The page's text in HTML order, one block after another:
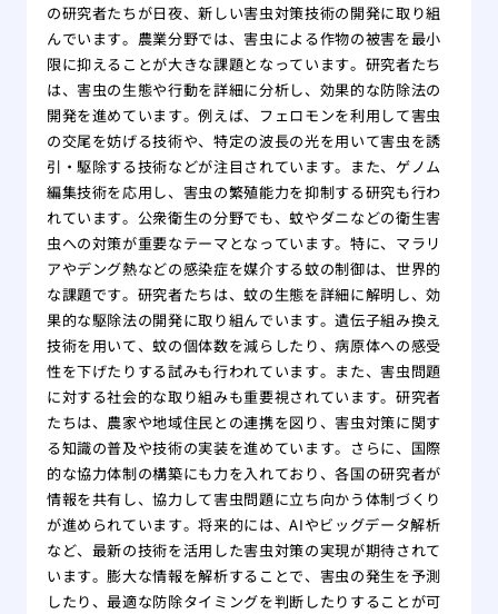
の研究者たちが日夜、新しい害虫対策技術の開発に取り組
んでいます。農業分野では、害虫による作物の被害を最小
限に抑えることが大きな課題となっています。研究者たち
は、害虫の生態や行動を詳細に分析し、効果的な防除法の
開発を進めています。例えば、フェロモンを利用して害虫
の交尾を妨げる技術や、特定の波長の光を用いて害虫を誘
引・駆除する技術などが注目されています。また、ゲノム
編集技術を応用し、害虫の繁殖能力を抑制する研究も行わ
れています。公衆衛生の分野でも、蚊やダニなどの衛生害
虫への対策が重要なテーマとなっています。特に、マラリ
アやデング熱などの感染症を媒介する蚊の制御は、世界的
な課題です。研究者たちは、蚊の生態を詳細に解明し、効
果的な駆除法の開発に取り組んでいます。遺伝子組み換え
技術を用いて、蚊の個体数を減らしたり、病原体への感受
性を下げたりする試みも行われています。また、害虫問題
に対する社会的な取り組みも重要視されています。研究者
たちは、農家や地域住民との連携を図り、害虫対策に関す
る知識の普及や技術の実装を進めています。さらに、国際
的な協力体制の構築にも力を入れており、各国の研究者が
情報を共有し、協力して害虫問題に立ち向かう体制づくり
が進められています。将来的には、AIやビッグデータ解析
など、最新の技術を活用した害虫対策の実現が期待されて
います。膨大な情報を解析することで、害虫の発生を予測
したり、最適な防除タイミングを判断したりすることが可